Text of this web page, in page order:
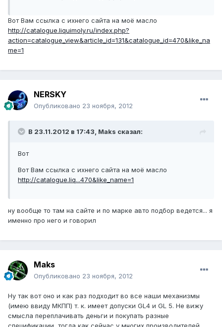
Вот Вам ссылка с ихнего сайта на моё масло
http://catalogue.liquimoly.ru/index.php?
action=catalogue_view&article_id=131&catalogue_id=470&like_na
me=1
NERSKY
Опубликовано 23 ноября, 2012
В 23.11.2012 в 17:43, Maks сказал:
Вот
Вот Вам ссылка с ихнего сайта на моё масло
http://catalogue.liq...470&like_name=1
ну вообще то там на сайте и по марке авто подбор ведется... я
именно про него и говорил
Maks
Опубликовано 23 ноября, 2012
Ну так вот оно и как раз подходит во все наши механизмы
(имею ввиду МКПП) т. к. имеет допуски GL4 и GL 5. Не вижу
смысла переплачивать деньги и покупать разные